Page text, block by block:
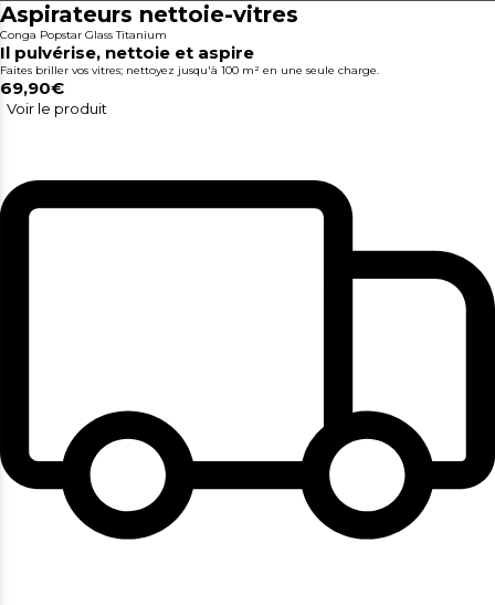
Aspirateurs nettoie-vitres
Conga Popstar Glass Titanium
Il pulvérise, nettoie et aspire
Faites briller vos vitres; nettoyez jusqu'à 100 m² en une seule charge.
69,90€
Voir le produit